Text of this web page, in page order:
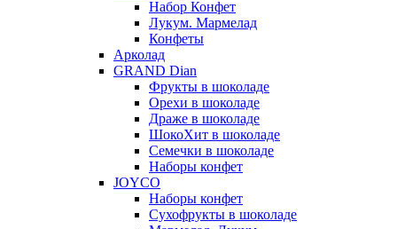
Набор Конфет
Лукум. Мармелад
Конфеты
Арколад
GRAND Dian
Фрукты в шоколаде
Орехи в шоколаде
Драже в шоколаде
ШокоХит в шоколаде
Семечки в шоколаде
Наборы конфет
JOYCO
Наборы конфет
Сухофрукты в шоколаде